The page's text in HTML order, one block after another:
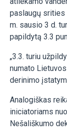
paslaugų srities
m. sausio 3 d.
papildytą 3.3
„3.3. turiu
numato
derinimo
Analogiškas
iniciatoriams
Nešališkumo